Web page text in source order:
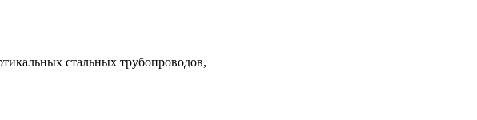
стальных трубопроводов,